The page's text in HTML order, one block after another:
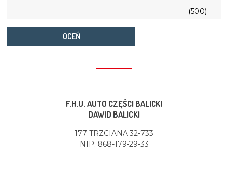
(500)
OCEŃ
F.H.U. AUTO CZĘŚCI BALICKI
DAWID BALICKI
177 TRZCIANA 32-733
NIP: 868-179-29-33